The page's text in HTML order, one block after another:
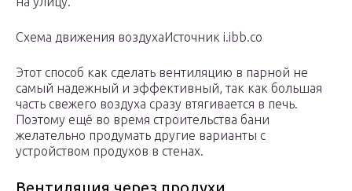
Схема движения воздухаИсточник i.ibb.co
Этот способ как сделать вентиляцию в парной не
самый надежный и эффективный, так как большая
часть свежего воздуха сразу втягивается в печь.
Поэтому ещё во время строительства бани
желательно продумать другие варианты с
устройством продухов в стенах.